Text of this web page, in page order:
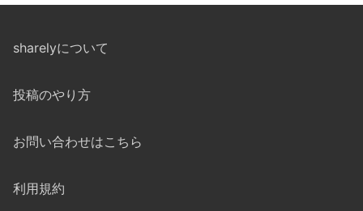
sharelyについて
投稿のやり方
お問い合わせはこちら
利用規約